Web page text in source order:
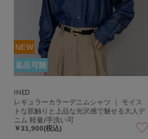
NEW
返品可能
INED
レギュラーカラーデニムシャツ ｜ モイス
トな肌触りと上品な光沢感で魅せる大人デ
ニム 軽量/手洗い可
￥31,900(税込)